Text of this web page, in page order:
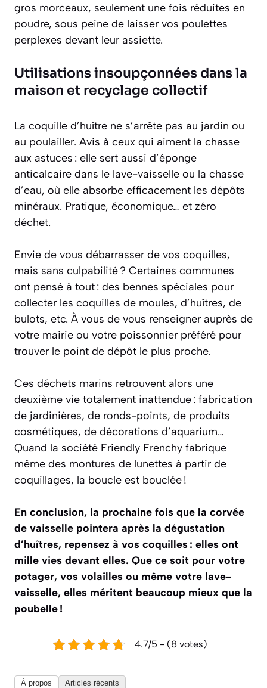
gros morceaux, seulement une fois réduites en
poudre, sous peine de laisser vos poulettes
perplexes devant leur assiette.
Utilisations insoupçonnées dans la
maison et recyclage collectif
La coquille d’huître ne s’arrête pas au jardin ou
au poulailler. Avis à ceux qui aiment la chasse
aux astuces : elle sert aussi d’éponge
anticalcaire dans le lave-vaisselle ou la chasse
d’eau, où elle absorbe efficacement les dépôts
minéraux. Pratique, économique… et zéro
déchet.
Envie de vous débarrasser de vos coquilles,
mais sans culpabilité ? Certaines communes
ont pensé à tout : des bennes spéciales pour
collecter les coquilles de moules, d’huîtres, de
bulots, etc. À vous de vous renseigner auprès de
votre mairie ou votre poissonnier préféré pour
trouver le point de dépôt le plus proche.
Ces déchets marins retrouvent alors une
deuxième vie totalement inattendue : fabrication
de jardinières, de ronds-points, de produits
cosmétiques, de décorations d’aquarium…
Quand la société Friendly Frenchy fabrique
même des montures de lunettes à partir de
coquillages, la boucle est bouclée !
En conclusion, la prochaine fois que la corvée
de vaisselle pointera après la dégustation
d’huîtres, repensez à vos coquilles : elles ont
mille vies devant elles. Que ce soit pour votre
potager, vos volailles ou même votre lave-
vaisselle, elles méritent beaucoup mieux que la
poubelle !
4.7/5 - (8 votes)
À propos Articles récents